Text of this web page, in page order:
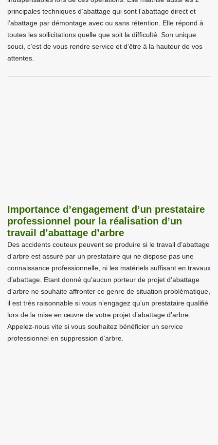
principales techniques d’abattage qui sont l’abattage direct et
l’abattage par démontage avec ou sans rétention. Elle répond à
toutes les sollicitations quelle que soit la difficulté. Son unique
souci, c’est de vous rendre service et d’être à la hauteur de vos
attentes.
Importance d’engagement d’un prestataire
professionnel pour la réalisation d’un
travail d’abattage d’arbre
Des accidents couteux peuvent se produire si le travail d’abattage
d’arbre est assuré par un prestataire qui ne dispose pas une
connaissance professionnelle, ni les matériels suffisant en travaux
d’abattage. Etant donné qu’aucun porteur de projet d’abattage
d’arbre ne souhaite affronter ce genre de situation problématique,
il est très raisonnable si vous n’engagez qu’un prestataire qualifié
lors de la mise en œuvre de votre projet d’abattage d’arbre.
Appelez-nous vite si vous souhaitez bénéficier un service
professionnel en suppression d’arbre.